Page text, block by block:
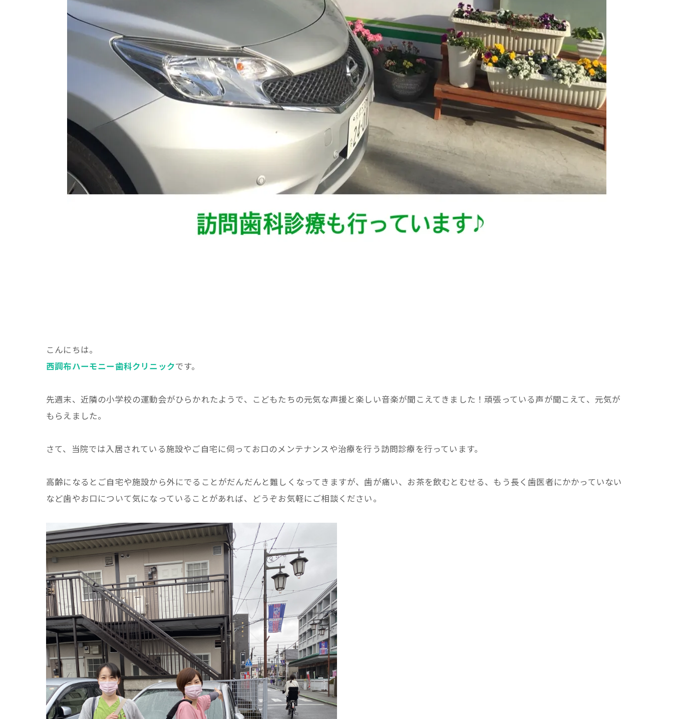
こんにちは。
西調布ハーモニー歯科クリニックです。
先週末、近隣の小学校の運動会がひらかれたようで、こどもたちの元気な声援と楽しい音楽が聞こえてきました！頑張っている声が聞こえて、元気が
もらえました。
さて、当院では入居されている施設やご自宅に伺ってお口のメンテナンスや治療を行う訪問診療を行っています。
高齢になるとご自宅や施設から外にでることがだんだんと難しくなってきますが、歯が痛い、お茶を飲むとむせる、もう長く歯医者にかかっていない
など歯やお口について気になっていることがあれば、どうぞお気軽にご相談ください。